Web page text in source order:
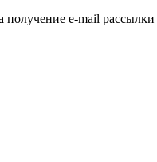
получение e-mail рассылки